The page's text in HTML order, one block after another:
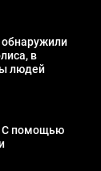
в
людей
С помощью